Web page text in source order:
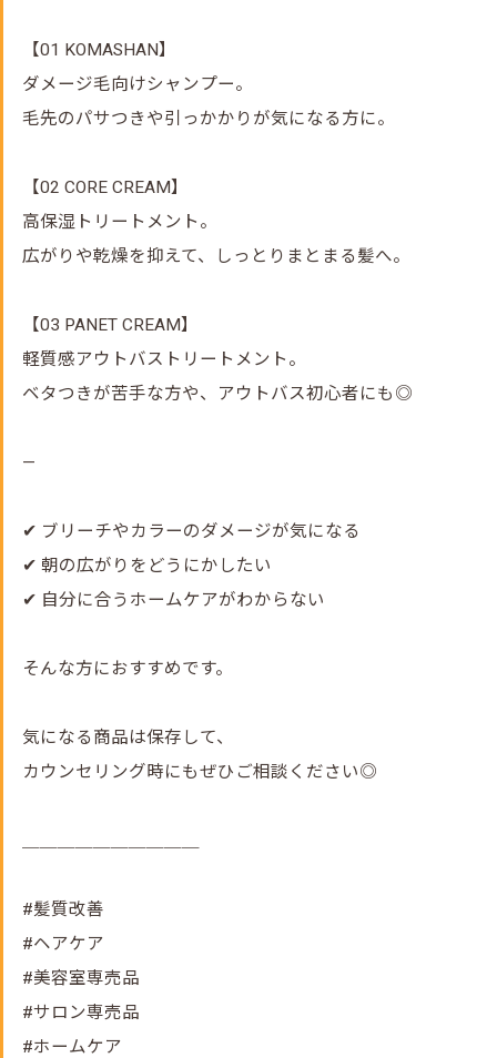
【01 KOMASHAN】
ダメージ毛向けシャンプー。
毛先のパサつきや引っかかりが気になる方に。
【02 CORE CREAM】
高保湿トリートメント。
広がりや乾燥を抑えて、しっとりまとまる髪へ。
【03 PANET CREAM】
軽質感アウトバストリートメント。
ベタつきが苦手な方や、アウトバス初心者にも◎
—
✔ ブリーチやカラーのダメージが気になる
✔ 朝の広がりをどうにかしたい
✔ 自分に合うホームケアがわからない
そんな方におすすめです。
気になる商品は保存して、
カウンセリング時にもぜひご相談ください◎
#髪質改善
#ヘアケア
#美容室専売品
#サロン専売品
#ホームケア